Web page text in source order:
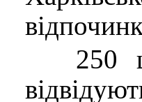
250